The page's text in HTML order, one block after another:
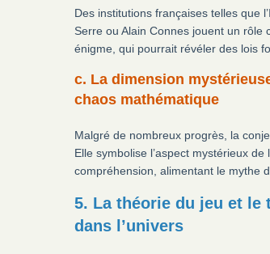
Des institutions françaises telles que
Serre ou Alain Connes jouent un
énigme, qui pourrait révéler des lois
c. La dimension
chaos mathématique
Malgré de nombreux progrès, la
Elle symbolise l’aspect mystérieux
compréhension, alimentant le mythe
5. La théorie du jeu et le
dans l’univers